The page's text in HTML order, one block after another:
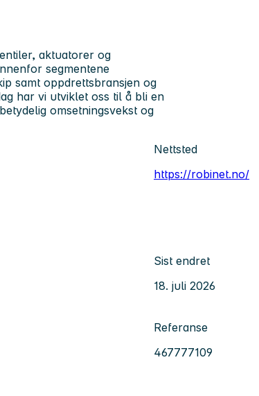
aktuatorer og
segmentene
samt oppdrettsbransjen og
har vi utviklet oss til å bli en
omsetningsvekst og
Nettsted
https://robinet.no/
Sist endret
18. juli 2026
Referanse
467777109